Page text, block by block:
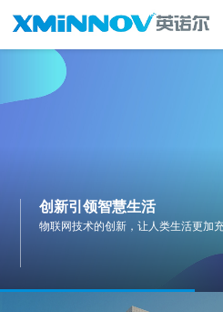
厦门英诺尔电子科技股份有
掌握核心技术和知识产权，具备全产
股票代码：430525
致力于成为全球领先的物联
为全球用户提供一流的产品解决方案与
创新引领智慧生活
物联网技术的创新，让人类生活更加